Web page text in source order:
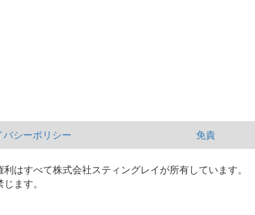
バシーポリシー 免責
はすべて株式会社スティングレイが所有しています。
ます。